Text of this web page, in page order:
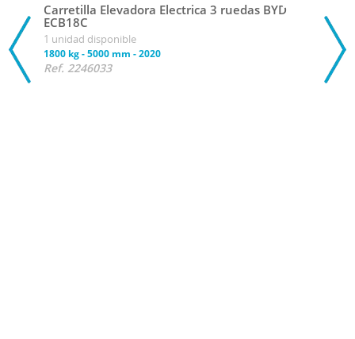
Carretilla Elevadora Electrica 3 ruedas BYD
ECB18C
1 unidad disponible
1800 kg-5000 mm -2020
Ref. 2246033